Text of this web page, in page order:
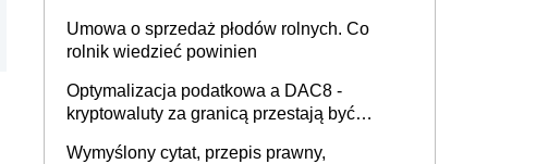
Umowa o sprzedaż płodów rolnych. Co
rolnik wiedzieć powinien
Optymalizacja podatkowa a DAC8 -
kryptowaluty za granicą przestają być
Wymyślony cytat, przepis prawny,